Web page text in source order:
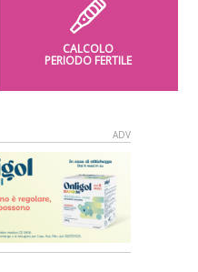
CALCOLO
PERIODO FERTILE